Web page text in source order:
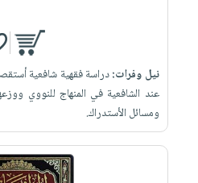
نيل وفرات:دراسة فقهية شافعية
عند الشافعية في المنهاج للنووي
ومسائل الأستدراك.